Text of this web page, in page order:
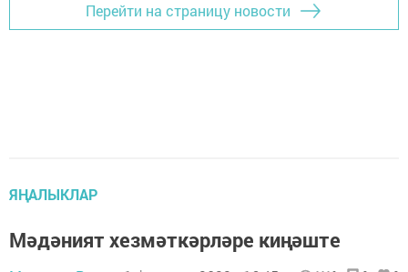
Перейти на страницу новости
ЯҢАЛЫКЛАР
Мәдәният хезмәткәрләре киңәште